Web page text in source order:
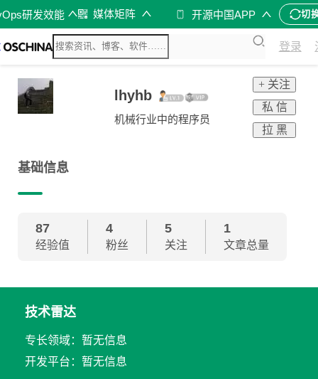
研发效能 媒体矩阵 开源中国APP 切
登录
lhyhb
机械行业中的程序员
+ 关注
私 信
拉 黑
基础信息
87
经验值
4
粉丝
5
关注
1
文章总量
技术雷达
专长领域：暂无信息
开发平台：暂无信息